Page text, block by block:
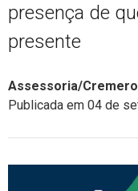
presença de
presente
Assessoria/Cremero
Publicada em 04 de